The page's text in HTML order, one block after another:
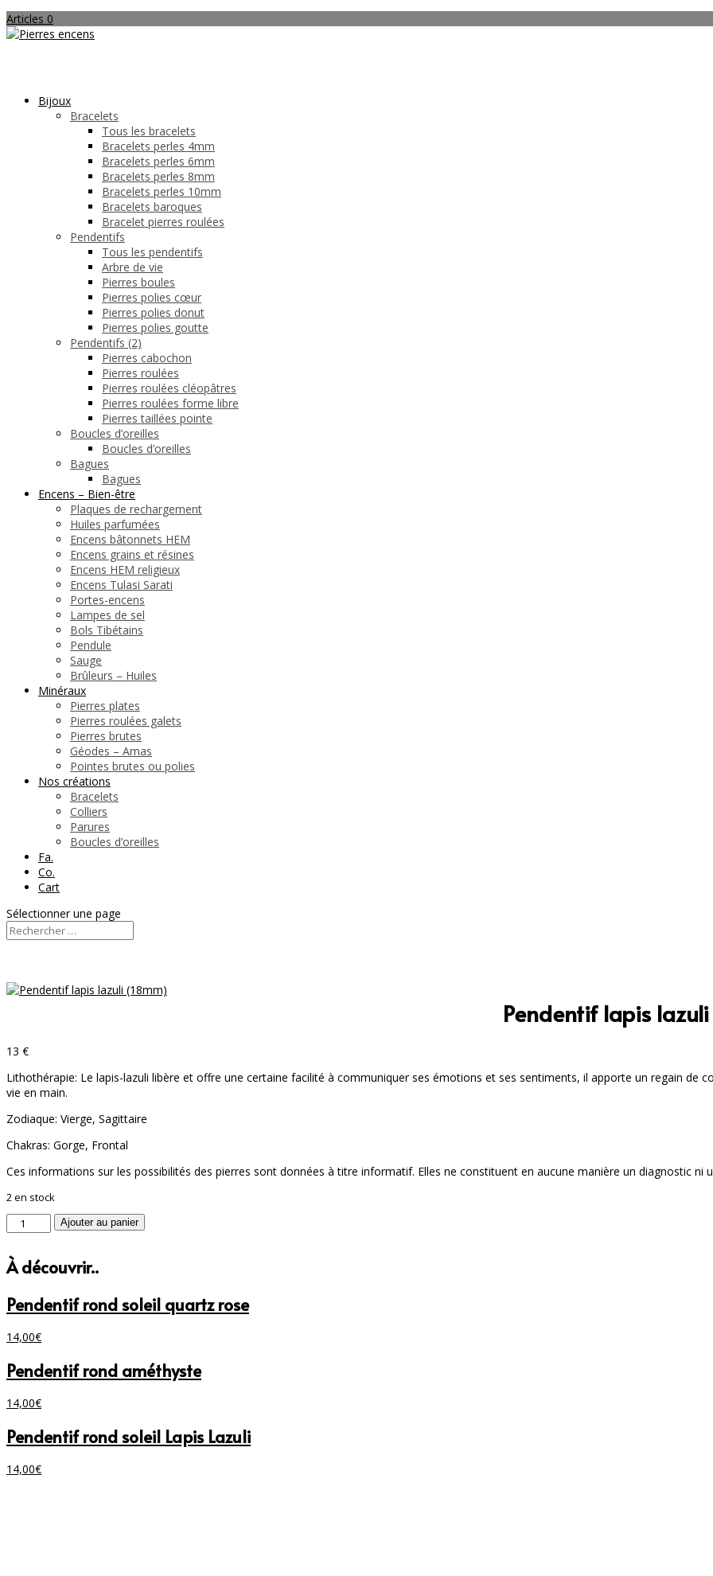
Articles 0
Bijoux
Bracelets
Tous les bracelets
Bracelets perles 4mm
Bracelets perles 6mm
Bracelets perles 8mm
Bracelets perles 10mm
Bracelets baroques
Bracelet pierres roulées
Pendentifs
Tous les pendentifs
Arbre de vie
Pierres boules
Pierres polies cœur
Pierres polies donut
Pierres polies goutte
Pendentifs (2)
Pierres cabochon
Pierres roulées
Pierres roulées cléopâtres
Pierres roulées forme libre
Pierres taillées pointe
Boucles d’oreilles
Boucles d’oreilles
Bagues
Bagues
Encens – Bien-être
Plaques de rechargement
Huiles parfumées
Encens bâtonnets HEM
Encens grains et résines
Encens HEM religieux
Encens Tulasi Sarati
Portes-encens
Lampes de sel
Bols Tibétains
Pendule
Sauge
Brûleurs – Huiles
Minéraux
Pierres plates
Pierres roulées galets
Pierres brutes
Géodes – Amas
Pointes brutes ou polies
Nos créations
Bracelets
Colliers
Parures
Boucles d’oreilles
Fa.
Co.
Cart
Sélectionner une page
Pendentif lapis
13 €
Lithothérapie: Le lapis-lazuli libère et offre une certaine facilité à communiquer ses émotions et ses sentiments, il apporte un regain de
vie en main.
Zodiaque: Vierge, Sagittaire
Chakras: Gorge, Frontal
Ces informations sur les possibilités des pierres sont données à titre informatif. Elles ne constituent en aucune manière un diagnostic ni
2 en stock
quantité
de
lapis
(18mm)
Ajouter au panier
À découvrir..
Pendentif rond soleil quartz rose
14,00€
Pendentif rond améthyste
14,00€
Pendentif rond soleil Lapis Lazuli
14,00€